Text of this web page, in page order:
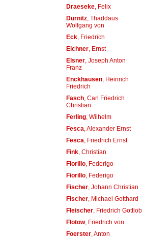
Draeseke, Felix
Dürnitz, Thaddäus
Wolfgang von
Eck, Friedrich
Eichner, Ernst
Elsner, Joseph Anton
Franz
Enckhausen, Heinrich
Friedrich
Fasch, Carl Friedrich
Christian
Ferling, Wilhelm
Fesca , Alexander Ernst
Fesca , Friedrich Ernst
Fink, Christian
Fiorillo, Federigo
Fiorillo, Federigo
Fischer, Johann Christian
Fischer, Michael Gotthard
Fleischer, Friedrich Gottlob
Flotow, Friedrich von
Foerster, Anton